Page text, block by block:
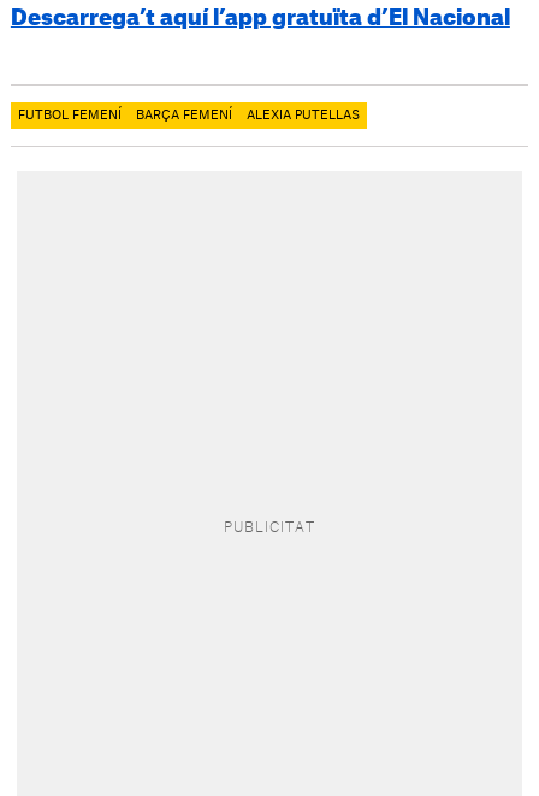
Descarrega’t aquí l’app gratuïta d’El Nacional
FUTBOL FEMENÍ BARÇA FEMENÍ ALEXIA PUTELLAS